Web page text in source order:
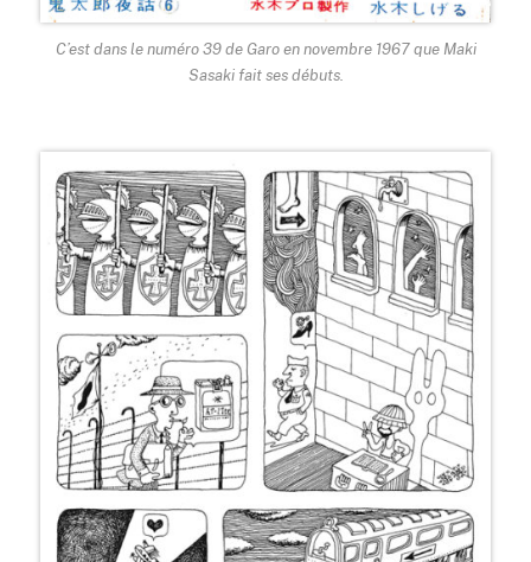
C’est dans le numéro 39 de Garo en novembre 1967 que Maki
Sasaki fait ses débuts.